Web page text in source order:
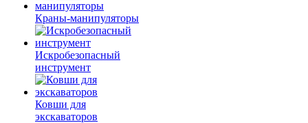
Краны-манипуляторы
Искробезопасный
инструмент
Ковши для
экскаваторов